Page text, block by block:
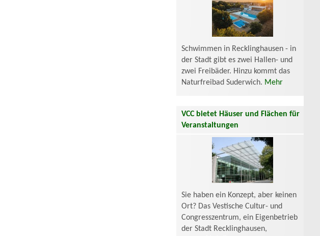
Schwimmen in Recklinghausen - in
der Stadt gibt es zwei Hallen- und
zwei Freibäder. Hinzu kommt das
Naturfreibad Suderwich. Mehr
VCC bietet Häuser und Flächen für
Veranstaltungen
Sie haben ein Konzept, aber keinen
Ort? Das Vestische Cultur- und
Congresszentrum, ein Eigenbetrieb
der Stadt Recklinghausen,